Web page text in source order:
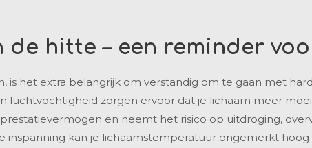
de hitte – een reminder
is het extra belangrijk om verstandig om te gaan met
luchtvochtigheid zorgen ervoor dat je lichaam meer
en neemt het risico op uitdroging,
inspanning kan je lichaamstemperatuur ongemerkt